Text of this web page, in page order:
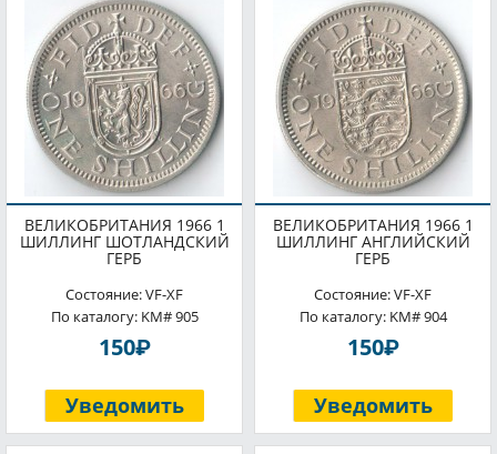
ВЕЛИКОБРИТАНИЯ 1966 1
ШИЛЛИНГ ШОТЛАНДСКИЙ
ГЕРБ
Состояние: VF-XF
По каталогу: KM# 905
150P
Уведомить
ВЕЛИКОБРИТАНИЯ 1966 1
ШИЛЛИНГ АНГЛИЙСКИЙ
ГЕРБ
Состояние: VF-XF
По каталогу: KM# 904
150P
Уведомить